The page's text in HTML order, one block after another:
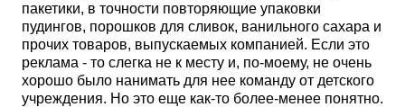
пакетики, в точности повторяющие упаковки
пудингов, порошков для сливок, ванильного сахара и
прочих товаров, выпускаемых компанией. Если это
реклама - то слегка не к месту и, по-моему, не очень
хорошо было нанимать для нее команду от детского
учреждения. Но это еще как-то более-менее понятно.